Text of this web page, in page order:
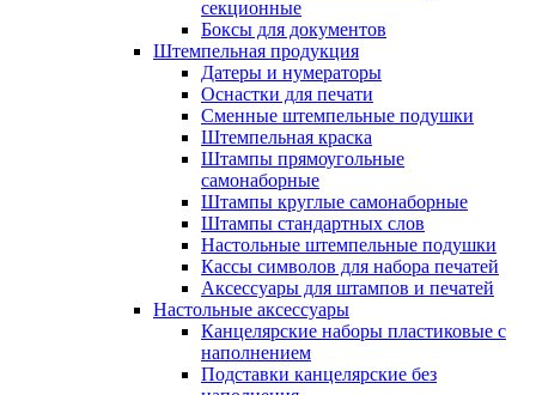
секционные
Боксы для документов
Штемпельная продукция
Датеры и нумераторы
Оснастки для печати
Сменные штемпельные подушки
Штемпельная краска
Штампы прямоугольные
самонаборные
Штампы круглые самонаборные
Штампы стандартных слов
Настольные штемпельные подушки
Кассы символов для набора печатей
Аксессуары для штампов и печатей
Настольные аксессуары
Канцелярские наборы пластиковые с
наполнением
Подставки канцелярские без